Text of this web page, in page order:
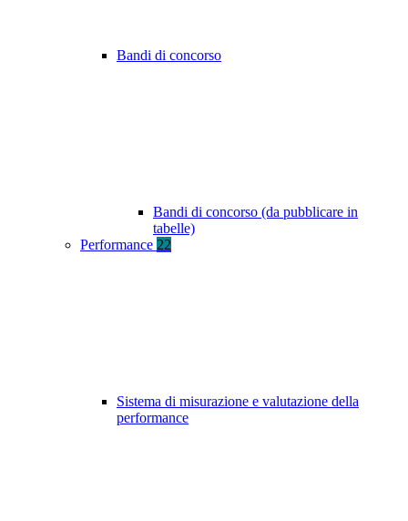
Bandi di concorso
Bandi di concorso (da pubblicare in
tabelle)
Performance 22
Sistema di misurazione e valutazione della
performance